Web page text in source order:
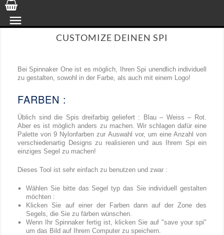

CUSTOMIZE DEINEN SPI
Bei Spinnaker One ist es möglich, Ihren Spi unendlich individuell
zu gestalten, sowohl in der Farbe, als auch mit einem Logo!
FARBEN :
Üblich sind die Spis dreifarbig geliefert : Blau – Weiss – Rot.
Aber es ist möglich anders zu machen. Wir schlagen dafür eine
Palette von 9 Nylonfarben zur Auswahl vor, um eine Anzahl von
verschiedenartig Designs zu realisieren und aus Ihrem Spi ein
einziges Segel zu machen!
Dieses Tool ist sehr einfach zu benutzen und zwar :
Wählen Sie bitte das Segel typ das Sie individuell gestalten
möchten :
Klicken Sie auf einer der Farben dann auf der Zone des
Segels, die Sie zu färben wünschen.
Wenn Ihr Spinnaker fertig ist, klicken Sie auf "save your spi"
um das Bild auf Ihrem Computer zu speichern.